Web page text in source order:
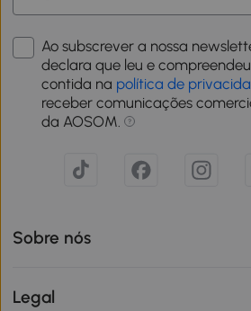
Ao subscrever a nossa
declara que leu e
contida na política de
receber comunicações
da AOSOM.
Sobre nós
Legal